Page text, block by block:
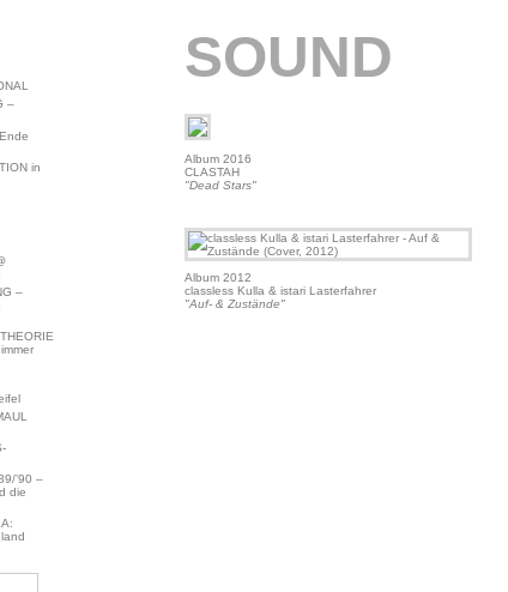
–
in
–
’90 –
die
SOUND
Album 2016
CLASTAH
"Dead Stars"
Album 2012
classless Kulla & istari Lasterfahrer
"Auf- & Zustände"